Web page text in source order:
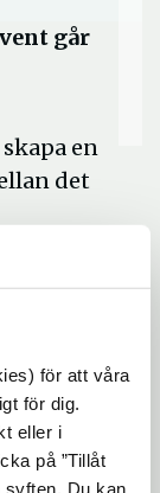
för att våra
för dig.
eller i
på ”Tillåt
syften. Du kan
går
en
det
kvällen
goda